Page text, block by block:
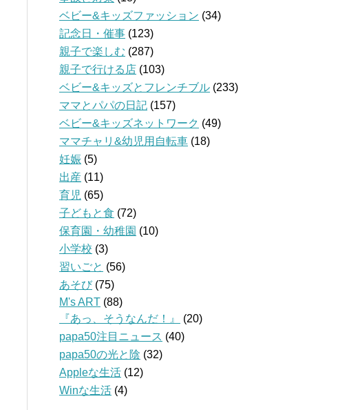
ベビー&キッズファッション (34)
記念日・催事 (123)
親子で楽しむ (287)
親子で行ける店 (103)
ベビー&キッズとフレンチブル (233)
ママとパパの日記 (157)
ベビー&キッズネットワーク (49)
ママチャリ&幼児用自転車 (18)
妊娠 (5)
出産 (11)
育児 (65)
子どもと食 (72)
保育園・幼稚園 (10)
小学校 (3)
習いごと (56)
あそび(75)
M's ART (88)
『あっ、そうなんだ！』
(20)
papa50注目ニュース (40)
papa50の光と陰 (32)
Appleな生活 (12)
Winな生活 (4)